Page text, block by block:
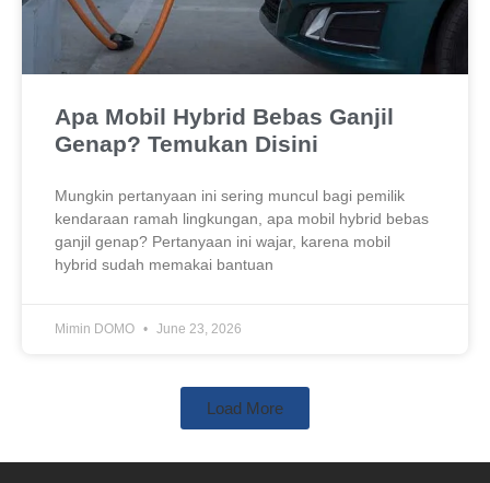
Apa Mobil Hybrid Bebas Ganjil
Genap? Temukan Disini
Mungkin pertanyaan ini sering muncul bagi pemilik
kendaraan ramah lingkungan, apa mobil hybrid bebas
ganjil genap? Pertanyaan ini wajar, karena mobil
hybrid sudah memakai bantuan
Mimin DOMO June 23, 2026
Load More